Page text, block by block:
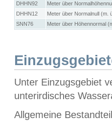
DHHN92
Meter über
DHHN12
Meter über Normalnull (m.
SNN76
Meter über Höhennormal
Unter Einzugsgebiet
unterirdisches
Allgemeine